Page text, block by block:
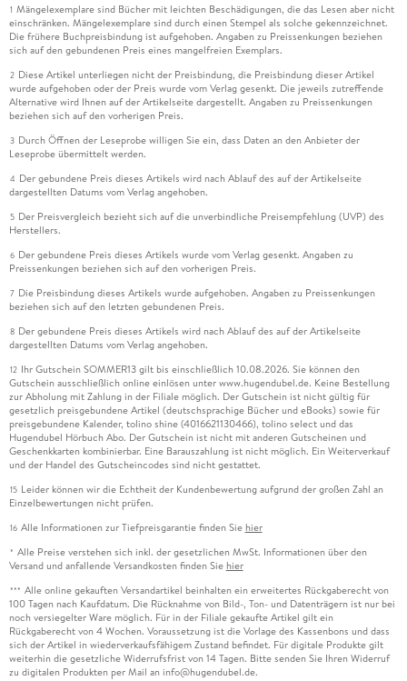
1 Mängelexemplare sind Bücher mit leichten Beschädigungen, die das Lesen aber nicht
einschränken. Mängelexemplare sind durch einen Stempel als solche gekennzeichnet.
Die frühere Buchpreisbindung ist aufgehoben. Angaben zu Preissenkungen beziehen
sich auf den gebundenen Preis eines mangelfreien Exemplars.
2 Diese Artikel unterliegen nicht der Preisbindung, die Preisbindung dieser Artikel
wurde aufgehoben oder der Preis wurde vom Verlag gesenkt. Die jeweils zutreffende
Alternative wird Ihnen auf der Artikelseite dargestellt. Angaben zu Preissenkungen
beziehen sich auf den vorherigen Preis.
3 Durch Öffnen der Leseprobe willigen Sie ein, dass Daten an den Anbieter der
Leseprobe übermittelt werden.
4 Der gebundene Preis dieses Artikels wird nach Ablauf des auf der Artikelseite
dargestellten Datums vom Verlag angehoben.
5 Der Preisvergleich bezieht sich auf die unverbindliche Preisempfehlung (UVP) des
Herstellers.
6 Der gebundene Preis dieses Artikels wurde vom Verlag gesenkt. Angaben zu
Preissenkungen beziehen sich auf den vorherigen Preis.
7 Die Preisbindung dieses Artikels wurde aufgehoben. Angaben zu Preissenkungen
beziehen sich auf den letzten gebundenen Preis.
8 Der gebundene Preis dieses Artikels wird nach Ablauf des auf der Artikelseite
dargestellten Datums vom Verlag angehoben.
12 Ihr Gutschein SOMMER13 gilt bis einschließlich 10.08.2026. Sie können den
Gutschein ausschließlich online einlösen unter www.hugendubel.de. Keine Bestellung
zur Abholung mit Zahlung in der Filiale möglich. Der Gutschein ist nicht gültig für
gesetzlich preisgebundene Artikel (deutschsprachige Bücher und eBooks) sowie für
preisgebundene Kalender, tolino shine (4016621130466), tolino select und das
Hugendubel Hörbuch Abo. Der Gutschein ist nicht mit anderen Gutscheinen und
Geschenkkarten kombinierbar. Eine Barauszahlung ist nicht möglich. Ein Weiterverkauf
und der Handel des Gutscheincodes sind nicht gestattet.
15 Leider können wir die Echtheit der Kundenbewertung aufgrund der großen Zahl an
Einzelbewertungen nicht prüfen.
16 Alle Informationen zur Tiefpreisgarantie finden Sie hier
* Alle Preise verstehen sich inkl. der gesetzlichen MwSt. Informationen über den
Versand und anfallende Versandkosten finden Sie hier
*** Alle online gekauften Versandartikel beinhalten ein erweitertes Rückgaberecht von
100 Tagen nach Kaufdatum. Die Rücknahme von Bild-, Ton- und Datenträgern ist nur bei
noch versiegelter Ware möglich. Für in der Filiale gekaufte Artikel gilt ein
Rückgaberecht von 4 Wochen. Voraussetzung ist die Vorlage des Kassenbons und dass
sich der Artikel in wiederverkaufsfähigem Zustand befindet. Für digitale Produkte gilt
weiterhin die gesetzliche Widerrufsfrist von 14 Tagen. Bitte senden Sie Ihren Widerruf
zu digitalen Produkten per Mail an info@hugendubel.de.